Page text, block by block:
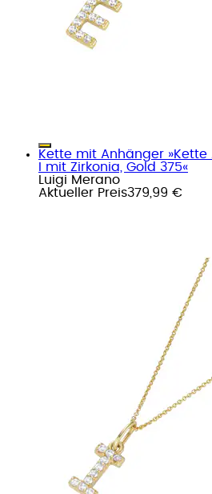
Kette mit Anhänger
I mit Zirkonia, Gold 375«
Luigi Merano
Aktueller Preis379,99 €